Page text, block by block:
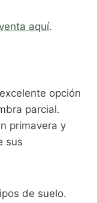
aquí.
opción
parcial.
primavera y
sus
de suelo.